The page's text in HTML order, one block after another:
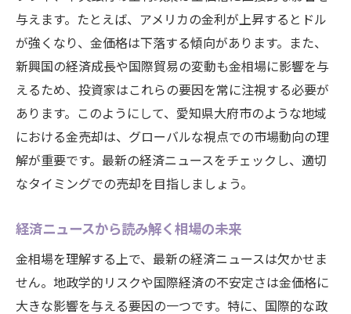
与えます。たとえば、アメリカの金利が上昇するとドル
が強くなり、金価格は下落する傾向があります。また、
新興国の経済成長や国際貿易の変動も金相場に影響を与
えるため、投資家はこれらの要因を常に注視する必要が
あります。このようにして、愛知県大府市のような地域
における金売却は、グローバルな視点での市場動向の理
解が重要です。最新の経済ニュースをチェックし、適切
なタイミングでの売却を目指しましょう。
経済ニュースから読み解く相場の未来
金相場を理解する上で、最新の経済ニュースは欠かせま
せん。地政学的リスクや国際経済の不安定さは金価格に
大きな影響を与える要因の一つです。特に、国際的な政